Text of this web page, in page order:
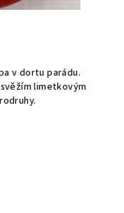
v dortu parádu.
limetkovým